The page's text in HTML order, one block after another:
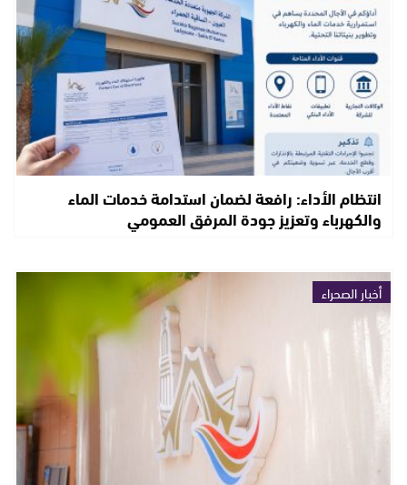
انتظام الأداء: رافعة لضمان استدامة خدمات الماء
والكهرباء وتعزيز جودة المرفق العمومي
أخبار الصحراء